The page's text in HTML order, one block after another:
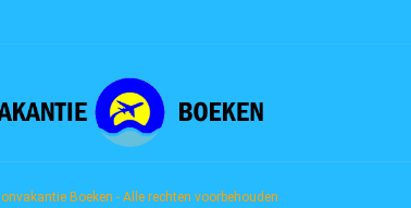
Boeken - Alle rechten voorbehouden